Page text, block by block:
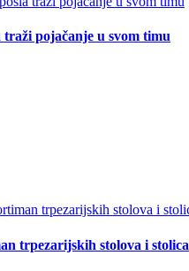
pojačanje u svom timu
trpezarijskih stolova i stolica